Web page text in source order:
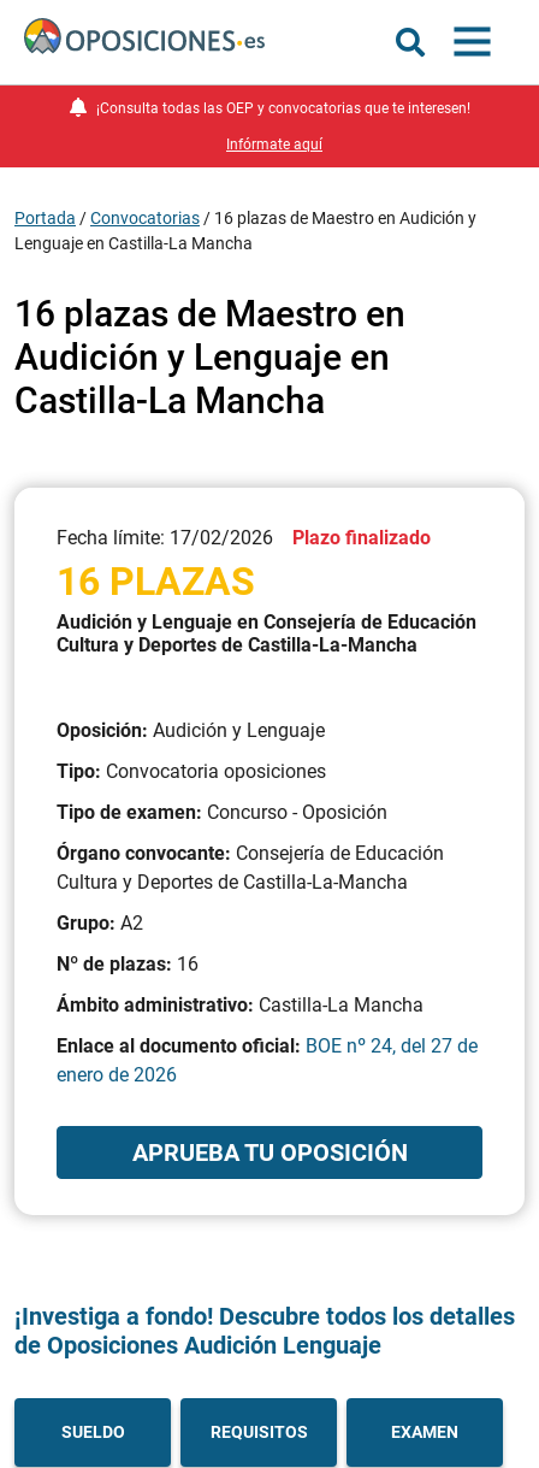
¡Consulta todas las OEP y convocatorias que te interesen!
Infórmate aquí
Portada /Convocatorias / 16 plazas de Maestro en Audición y
Lenguaje en Castilla-La Mancha
16 plazas de Maestro en
Audición y Lenguaje en
Castilla-La Mancha
Fecha límite: 17/02/2026 Plazo finalizado
16 PLAZAS
Audición y Lenguaje en Consejería de Educación
Cultura y Deportes de Castilla-La-Mancha
Oposición: Audición y Lenguaje
Tipo: Convocatoria oposiciones
Tipo de examen: Concurso - Oposición
Órgano convocante: Consejería de Educación
Cultura y Deportes de Castilla-La-Mancha
Grupo: A2
Nº de plazas: 16
Ámbito administrativo: Castilla-La Mancha
Enlace al documento oficial: BOE nº 24, del 27 de
enero de 2026
APRUEBA TU OPOSICIÓN
¡Investiga a fondo! Descubre todos los detalles
de Oposiciones Audición Lenguaje
SUELDO REQUISITOS EXAMEN